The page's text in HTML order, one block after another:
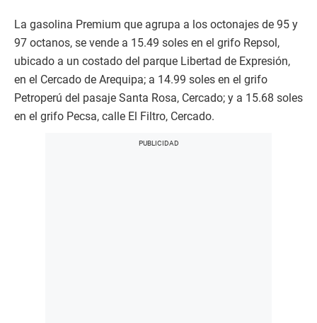
La gasolina Premium que agrupa a los octonajes de 95 y
97 octanos, se vende a 15.49 soles en el grifo Repsol,
ubicado a un costado del parque Libertad de Expresión,
en el Cercado de Arequipa; a 14.99 soles en el grifo
Petroperú del pasaje Santa Rosa, Cercado; y a 15.68 soles
en el grifo Pecsa, calle El Filtro, Cercado.